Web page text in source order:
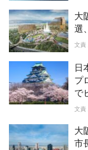
大
選
文責
日
プ
で
文責
大
市